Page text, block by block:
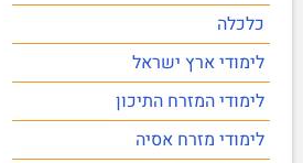
כלכלה
לימודי ארץ ישראל
לימודי המזרח התיכון
לימודי מזרח אסיה